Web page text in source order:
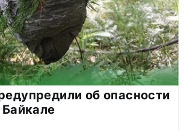
об опасности
Байкале